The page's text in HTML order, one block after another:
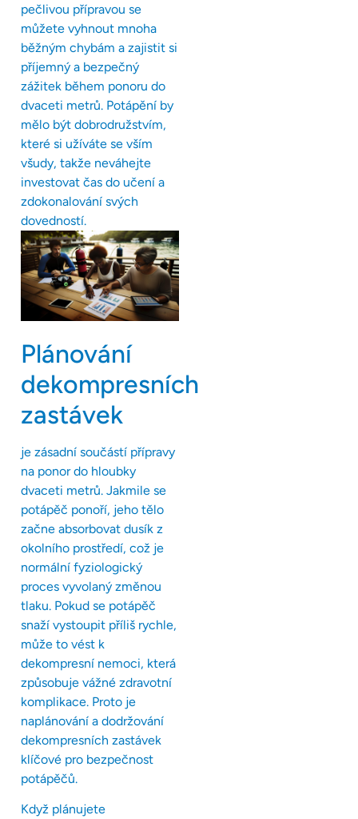
pečlivou přípravou se
můžete vyhnout mnoha
běžným chybám a zajistit si
příjemný a bezpečný
zážitek během ponoru do
dvaceti metrů. Potápění by
mělo být dobrodružstvím,
které si užíváte se vším
všudy, takže neváhejte
investovat čas do učení a
zdokonalování svých
dovedností.
Plánování
dekompresních
zastávek
je zásadní součástí přípravy
na ponor do hloubky
dvaceti metrů. Jakmile se
potápěč ponoří, jeho tělo
začne absorbovat dusík z
okolního prostředí, což je
normální fyziologický
proces vyvolaný změnou
tlaku. Pokud se potápěč
snaží vystoupit příliš rychle,
může to vést k
dekompresní nemoci, která
způsobuje vážné zdravotní
komplikace. Proto je
naplánování a dodržování
dekompresních zastávek
klíčové pro bezpečnost
potápěčů.
Když plánujete